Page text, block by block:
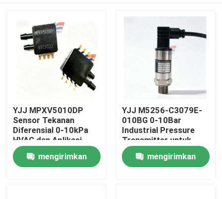
Rumah
Produk
YJJ MPXV5010DP
Sensor Tekanan
Diferensial 0-10kPa
HVAC dan Aplikasi
Medis
mengirimkan
YJJ M5256-C3079E-
010BG 0-10Bar
Industrial Pressure
Transmitter untuk
pendingin HAVC
mengirimkan